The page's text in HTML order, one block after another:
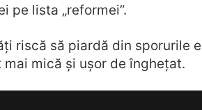
pe lista „reformei”.
riscă să piardă din sporurile
mică și ușor de înghețat.